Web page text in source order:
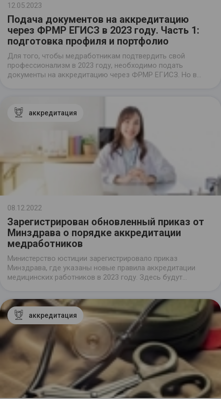
12.05.2023
Подача документов на аккредитацию
через ФРМР ЕГИСЗ в 2023 году. Часть 1:
подготовка профиля и портфолио
Для того, чтобы медработникам подтвердить свой
профессионализм в 2023 году, необходимо подать
документы на аккредитацию через ФРМР ЕГИСЗ. Но в
аккредитация
08.12.2022
Зарегистрирован обновленный приказ от
Минздрава о порядке аккредитации
медработников
Министерство юстиции зарегистрировало приказ
Минздрава, где указаны новые правила аккредитации
медицинских работников в 2023 году. Здесь будут
именно это присутствовало в предложениях от
общественности.
аккредитация